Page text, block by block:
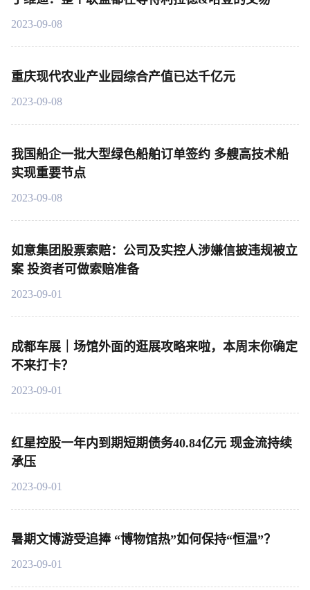
2023-09-08
重庆现代农业产业园综合产值已达千亿元
2023-09-08
我国船企一批大型绿色船舶订单签约 多艘高技术船
实现重要节点
2023-09-08
如意集团股票索赔：公司及实控人涉嫌信披违规被立
案 投资者可做索赔准备
2023-09-01
成都车展｜场馆外面的逛展攻略来啦，本周末你确定
不来打卡？
2023-09-01
红星控股一年内到期短期债务40.84亿元 现金流持续
承压
2023-09-01
暑期文博游受追捧 “博物馆热”如何保持“恒温”？
2023-09-01